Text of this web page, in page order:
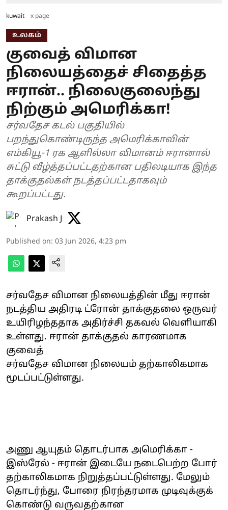
kuwait x page
உலகம்
குவைத் விமான
நிலையத்தைச் சிதைத்த
ஈரான்.. நிலைகுலைந்து
நிற்கும் அமெரிக்கா!
சர்வதேச கடல் பகுதியில்
பறந்துகொண்டிருந்த அமெரிக்காவின்
எம்கியூ-1 ரக ஆளில்லா விமானம் ஈரானால்
சுட்டு வீழ்த்தப்பட்டதற்கான பதிலடியாக இந்த
தாக்குதல்கள் நடத்தப்பட்டதாகவும்
கூறப்பட்டது.
Prakash J
Published on: 03 Jun 2026, 4:23 pm
சர்வதேச விமான நிலையத்தின் மீது ஈரான்
நடத்திய அதிரடி ட்ரோன் தாக்குதலை ஒருவர்
உயிரிழந்ததாக அதிர்ச்சி தகவல் வெளியாகி
உள்ளது. ஈரான் தாக்குதல் காரணமாக
குவைத்
சர்வதேச விமான நிலையம் தற்காலிகமாக
மூடப்பட்டுள்ளது.
அணு ஆயுதம் தொடர்பாக அமெரிக்கா -
இஸ்ரேல் - ஈரான் இடையே நடைபெற்ற போர்
தற்காலிகமாக நிறுத்தப்பட்டுள்ளது. மேலும்
தொடர்ந்து, போரை நிரந்தரமாக முடிவுக்குக்
கொண்டு வருவதற்கான